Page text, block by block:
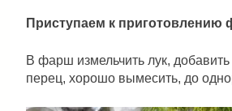
Приступаем к приготовлению
В фарш измельчить лук, добавить
перец, хорошо вымесить, до